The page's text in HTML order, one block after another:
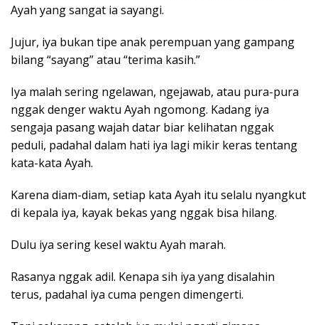
Ayah yang sangat ia sayangi.
Jujur, iya bukan tipe anak perempuan yang gampang
bilang “sayang” atau “terima kasih.”
Iya malah sering ngelawan, ngejawab, atau pura-pura
nggak denger waktu Ayah ngomong. Kadang iya
sengaja pasang wajah datar biar kelihatan nggak
peduli, padahal dalam hati iya lagi mikir keras tentang
kata-kata Ayah.
Karena diam-diam, setiap kata Ayah itu selalu nyangkut
di kepala iya, kayak bekas yang nggak bisa hilang.
Dulu iya sering kesel waktu Ayah marah.
Rasanya nggak adil. Kenapa sih iya yang disalahin
terus, padahal iya cuma pengen dimengerti.